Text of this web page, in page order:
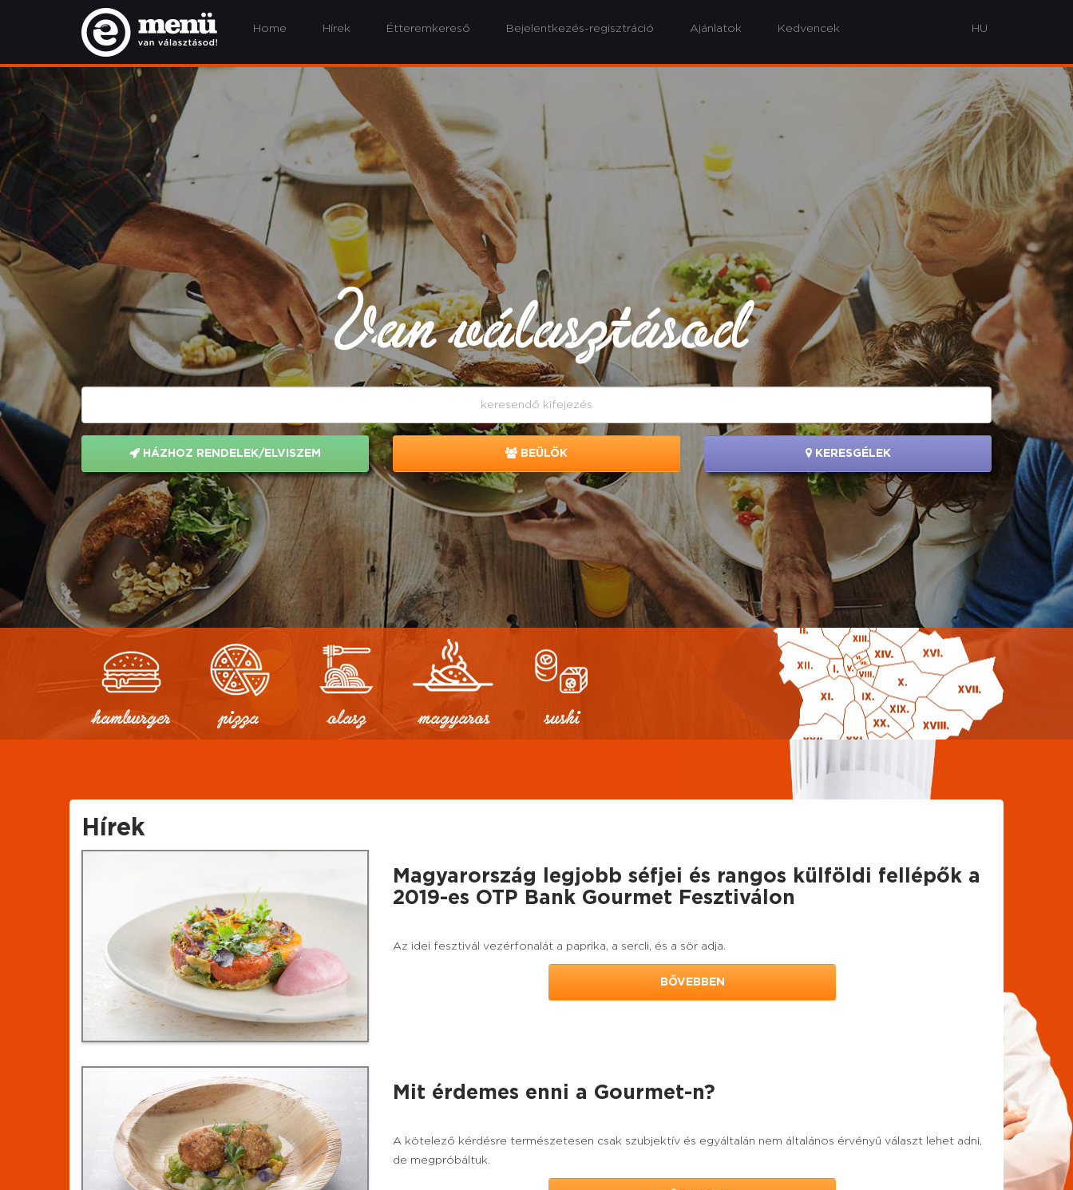
Home Hírek Étteremkereső Bejelentkezés-regisztráció Ajánlatok Kedvencek
Van választásod
HÁZHOZ RENDELEK/ELVISZEM BEÜLÖK KERESGÉLEK
hamburger pizza olasz magyaros sushi
Hírek
Magyarország legjobb séfjei és rangos külföldi fellépők a
2019-es OTP Bank Gourmet Fesztiválon
Az idei fesztivál vezérfonalát a paprika, a sercli, és a sör adja.
BŐVEBBEN
Mit érdemes enni a Gourmet-n?
A kötelező kérdésre természetesen csak szubjektív és egyáltalán nem általános érvényű választ lehet adni,
de megpróbáltuk.